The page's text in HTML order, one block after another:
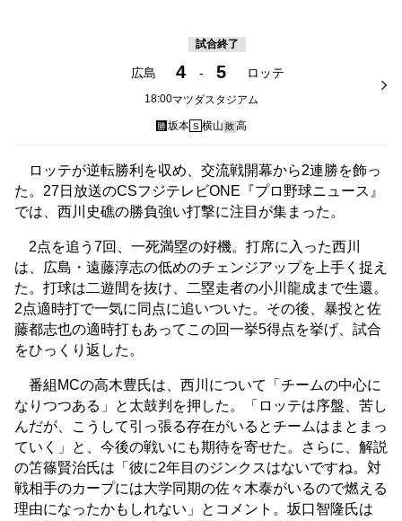
試合終了
広島 4 - 5 ロッテ
18:00マツダスタジアム
勝坂本 S 横山 敗高
ロッテが逆転勝利を収め、交流戦開幕から2連勝を飾っ
た。27日放送のCSフジテレビONE『プロ野球ニュース』
では、西川史礁の勝負強い打撃に注目が集まった。
2点を追う7回、一死満塁の好機。打席に入った西川
は、広島・遠藤淳志の低めのチェンジアップを上手く捉え
た。打球は二遊間を抜け、二塁走者の小川龍成まで生還。
2点適時打で一気に同点に追いついた。その後、暴投と佐
藤都志也の適時打もあってこの回一挙5得点を挙げ、試合
をひっくり返した。
番組MCの高木豊氏は、西川について「チームの中心に
なりつつある」と太鼓判を押した。「ロッテは序盤、苦し
んだが、こうして引っ張る存在がいるとチームはまとまっ
ていく」と、今後の戦いにも期待を寄せた。さらに、解説
の笘篠賢治氏は「彼に2年目のジンクスはないですね。対
戦相手のカープには大学同期の佐々木泰がいるので燃える
理由になったかもしれない」とコメント。坂口智隆氏は